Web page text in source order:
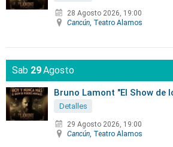
28 Agosto 2026, 19:00
Cancún , Teatro Alamos
Sab 29Agosto
Bruno Lamont "El Show de
Detalles
29 Agosto 2026, 19:00
Cancún , Teatro Alamos